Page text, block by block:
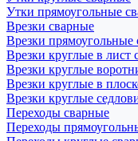
Утки прямоугольные
Врезки сварные
Врезки прямоугольные
Врезки круглые в лист
Врезки круглые
Врезки круглые в
Врезки круглые
Переходы сварные
Переходы